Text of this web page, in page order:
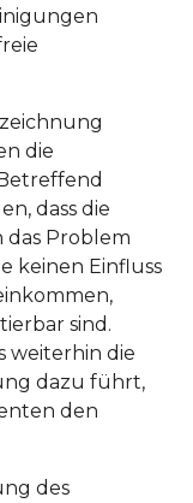
die
dass die
Problem
keinen Einfluss
sind.
weiterhin die
dazu führt,
den
des